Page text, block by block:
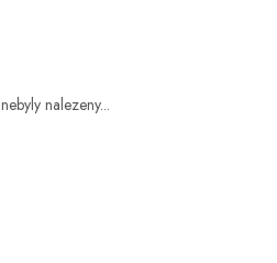
nebyly nalezeny...